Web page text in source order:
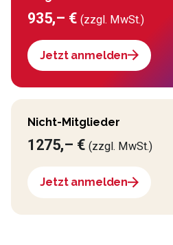
935,– €(zzgl. MwSt.)
Jetzt anmelden
Nicht-Mitglieder
1275,– €(zzgl. MwSt.)
Jetzt anmelden